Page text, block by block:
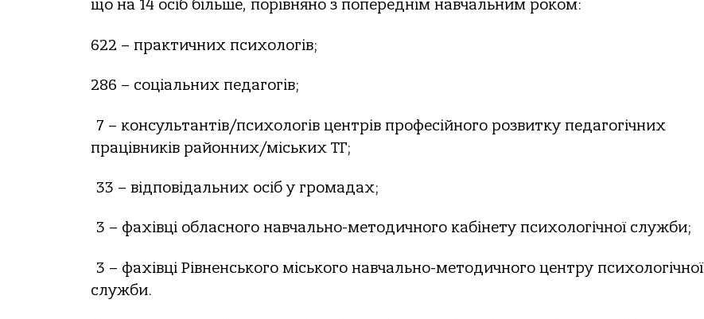
що на 14 осіб більше, порівняно з попереднім навчальним роком:
622 – практичних психологів;
286 – соціальних педагогів;
7 – консультантів/психологів центрів професійного розвитку педагогічних
працівників районних/міських ТГ;
33 – відповідальних осіб у громадах;
3 – фахівці обласного навчально-методичного кабінету психологічної служби;
3 – фахівці Рівненського міського навчально-методичного центру психологічної
служби.